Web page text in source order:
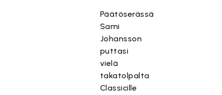
Päätöserässä
Sami
Johansson
puttasi
vielä
takatolpalta
Classicille